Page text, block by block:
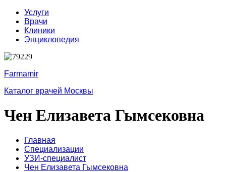
Услуги
Врачи
Клиники
Энциклопедия
Farmamir
Каталог врачей Москвы
Чен Елизавета Гымсековна
Главная
Специализации
УЗИ-специалист
Чен Елизавета Гымсековна